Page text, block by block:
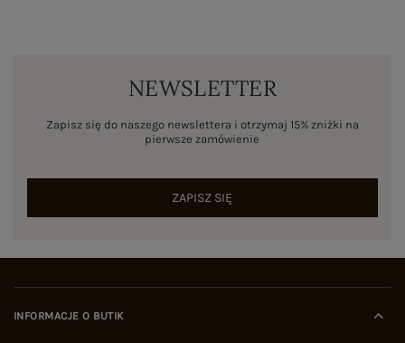
NEWSLETTER
Zapisz się do naszego newslettera i otrzymaj 15% zniżki na
pierwsze zamówienie
ZAPISZ SIĘ
INFORMACJE O BUTIK